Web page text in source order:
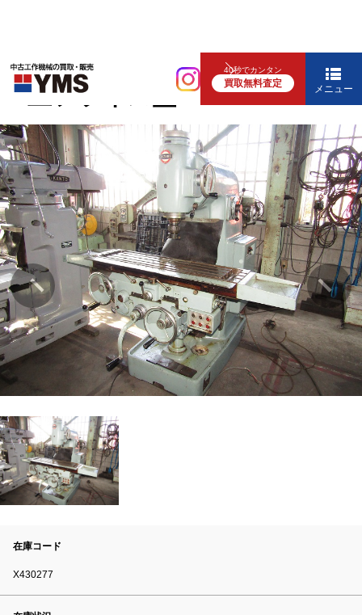
40秒でカンタン
買取無料査定 メニュー
汎用フライス盤
#2立フライス盤
在庫コード
X430277